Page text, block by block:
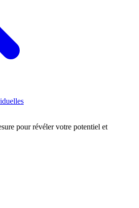
pour révéler votre potentiel et